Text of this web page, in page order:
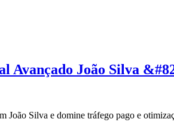
João Silva
Silva e domine tráfego pago e